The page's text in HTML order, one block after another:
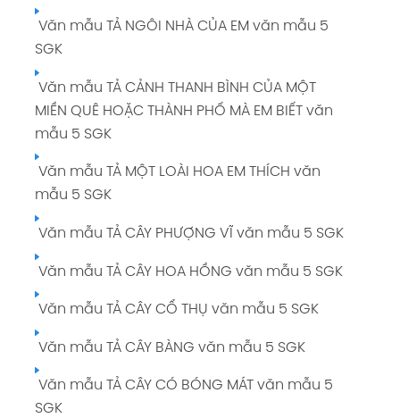
Soạn bài LUYỆN TỪ VÀ CÂU: LUYỆN TẬP VỀ TỪ
Soạn bài TẬP LÀM VĂN: LUYỆN TẬP TẢ CẢNH
giải Tiếng Việt 5 tập 1 Trang 74 SGK
Tuần 8: CON NGƯỜI VỚI THIÊN NHIÊN giải
Tiếng Việt 5 tập 1 Trang 75
Soạn bài CHÍNH TẢ (NGHE - VIẾT): KÌ DIỆU
SGK
Tuần 9: CON NGƯỜI VỚI THIÊN NHIÊN giải
Tiếng Việt 5 tập 1 Trang 85
Tuần 10: ÔN TẬP GIỮA HỌC KÌ I giải Tiếng Việt
5 tập 1 Trang 95
Văn mẫu TẢ NGÔI NHÀ CỦA EM văn mẫu 5
SGK
Văn mẫu TẢ CẢNH THANH BÌNH CỦA MỘT
MIỀN QUÊ HOẶC THÀNH PHỐ MÀ EM BIẾT văn
mẫu 5 SGK
Văn mẫu TẢ MỘT LOÀI HOA EM THÍCH văn
mẫu 5 SGK
Văn mẫu TẢ CÂY PHƯỢNG VĨ văn mẫu 5 SGK
Văn mẫu TẢ CÂY HOA HỒNG văn mẫu 5 SGK
Văn mẫu TẢ CÂY CỔ THỤ văn mẫu 5 SGK
Văn mẫu TẢ CÂY BÀNG văn mẫu 5 SGK
Văn mẫu TẢ CÂY CÓ BÓNG MÁT văn mẫu 5
SGK